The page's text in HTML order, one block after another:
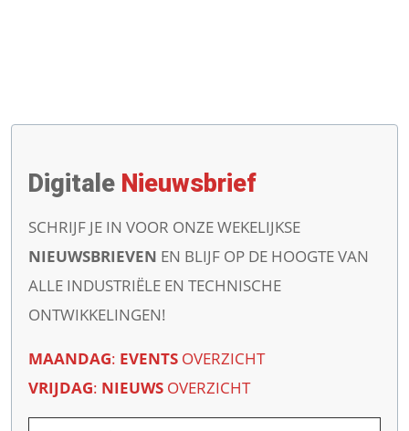
Digitale Nieuwsbrief
SCHRIJF JE IN VOOR ONZE WEKELIJKSE
NIEUWSBRIEVEN EN BLIJF OP DE HOOGTE VAN
ALLE INDUSTRIËLE EN TECHNISCHE
ONTWIKKELINGEN!
MAANDAG: EVENTS OVERZICHT
VRIJDAG: NIEUWS OVERZICHT